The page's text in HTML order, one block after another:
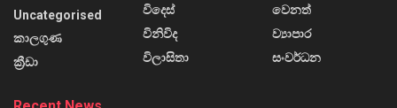
Uncategorised
කාලගුණ
ක්‍රීඩා
විදෙස්
විනිවිද
විලාසිතා
වෙනත්
ව්‍යාපාර
සංවර්ධන